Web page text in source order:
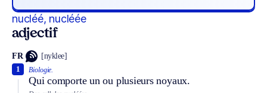
nucléé, nucléée
adjectif
FR [nyklee]
Biologie.
Qui comporte un ou plusieurs noyaux.
1